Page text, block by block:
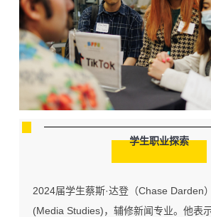
学生职业探索
2024届学生蔡斯·达登（Chase Darden
(Media Studies)，辅修新闻专业。他表